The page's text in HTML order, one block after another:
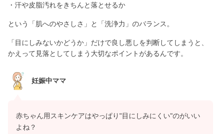
・汗や皮脂汚れをきちんと落とせるか
という「肌へのやさしさ」と「洗浄力」のバランス。
「目にしみないかどうか」だけで良し悪しを判断してしまうと、
かえって見落としてしまう大切なポイントがあるんです。
妊娠中ママ
赤ちゃん用スキンケアはやっぱり"目にしみにくい"のがいい
よね？